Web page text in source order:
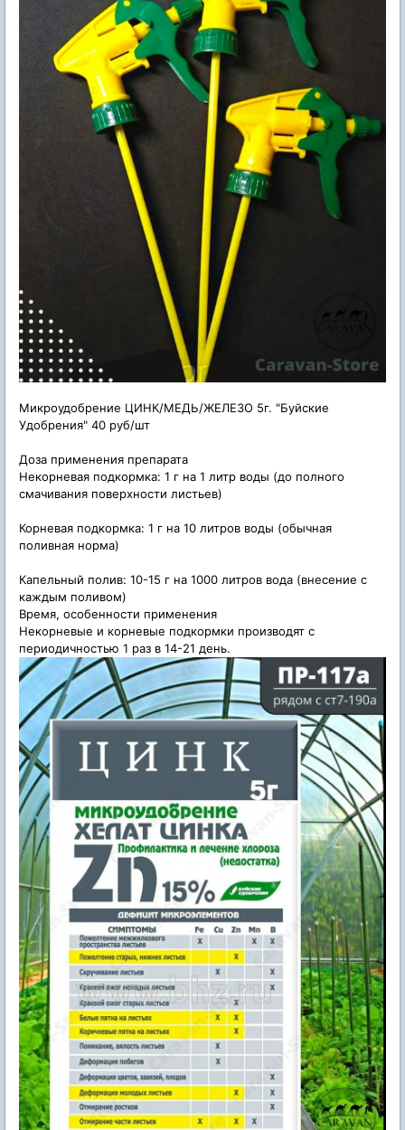
Микроудобрение ЦИНК/МЕДЬ/ЖЕЛЕЗО 5г. "Буйские
Удобрения" 40 руб/шт
Доза применения препарата
Некорневая подкормка: 1 г на 1 литр воды (до полного
смачивания поверхности листьев)
Корневая подкормка: 1 г на 10 литров воды (обычная
поливная норма)
Капельный полив: 10-15 г на 1000 литров вода (внесение с
каждым поливом)
Время, особенности применения
Некорневые и корневые подкормки производят с
периодичностью 1 раз в 14-21 день.